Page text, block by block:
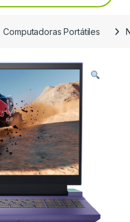
Computadoras Portátiles